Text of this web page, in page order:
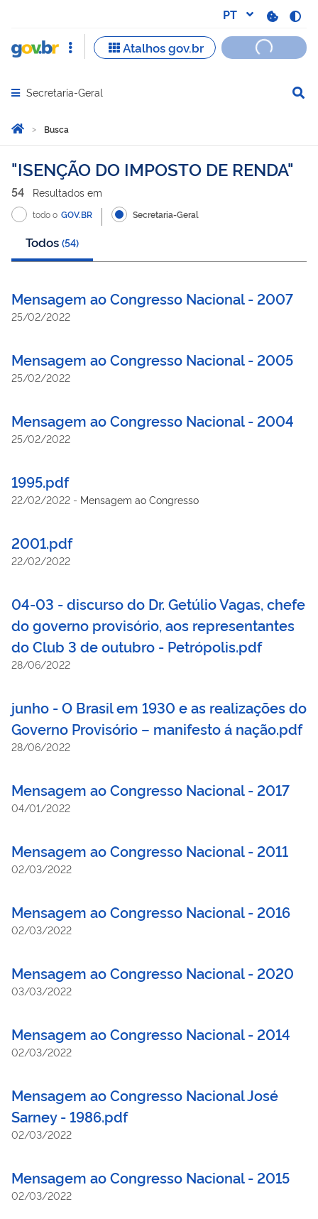
Abrir menu principal de navegação
Secretaria-Geral
Você está aqui:
Página Inicial
Busca
Busca
ISENÇÃO DO IMPOSTO DE RENDA
54 Resultados em
todo o GOV.BR Secretaria-Geral
Todos (54)
Mensagem ao Congresso Nacional - 2007
25/02/2022
Mensagem ao Congresso Nacional - 2005
25/02/2022
Mensagem ao Congresso Nacional - 2004
25/02/2022
1995.pdf
22/02/2022 - Mensagem ao Congresso
2001.pdf
22/02/2022
04-03 - discurso do Dr. Getúlio Vagas, chefe
do governo provisório, aos representantes
do Club 3 de outubro - Petrópolis.pdf
28/06/2022
junho - O Brasil em 1930 e as realizações do
Governo Provisório – manifesto á nação.pdf
28/06/2022
Mensagem ao Congresso Nacional - 2017
04/01/2022
Mensagem ao Congresso Nacional - 2011
02/03/2022
Mensagem ao Congresso Nacional - 2016
02/03/2022
Mensagem ao Congresso Nacional - 2020
03/03/2022
Mensagem ao Congresso Nacional - 2014
02/03/2022
Mensagem ao Congresso Nacional José
Sarney - 1986.pdf
02/03/2022
Mensagem ao Congresso Nacional - 2015
02/03/2022